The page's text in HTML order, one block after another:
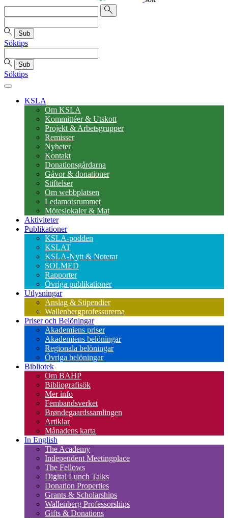
Sub
Söktips
Sub
Söktips
KSLA
Om KSLA
Kommittéer & Utskott
Projekt & Arbetsgrupper
Remisser
Nyheter
Kontakt
Donationsgårdarna
Gåvor & donationer
Stiftelser
Om webbplatsen
Ledamotsrummet
Möteslokaler & Mat
Aktiviteter
Publikationer
KSLA-podden
KSLAT
KSLA-Nytt & Noterat
SOLMED
Rapporter
Övriga publikationer
Utlysningar
Anslag & Stipendier
Wallenbergprofessurerna
Priser och Belöningar
Akademiens priser
Akademiens belöningar
Regionala belöningar
Övriga belöningar
Bibliotek
Om BAHP
Bibliografisök
Mer info
Fembandsverket
Brøndegaardssamlingen
Artiklar
Månadens karta
In English
The Academy
Independent Meetingplace
The Fellows
Digital Lunch Talks
Donation Properties
Grants & Scholarships
Wallenberg Professorships
Gifts & Donations